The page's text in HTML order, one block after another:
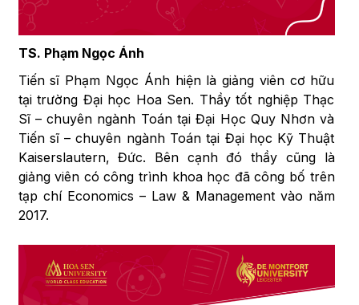
TS. Phạm Ngọc Ánh
Tiến sĩ Phạm Ngọc Ánh hiện là giảng viên cơ hữu
tại trường Đại học Hoa Sen. Thầy tốt nghiệp Thạc
Sĩ – chuyên ngành Toán tại Đại Học Quy Nhơn và
Tiến sĩ – chuyên ngành Toán tại Đại học Kỹ Thuật
Kaiserslautern, Đức. Bên cạnh đó thầy cũng là
giảng viên có công trình khoa học đã công bố trên
tạp chí Economics – Law & Management vào năm
2017.